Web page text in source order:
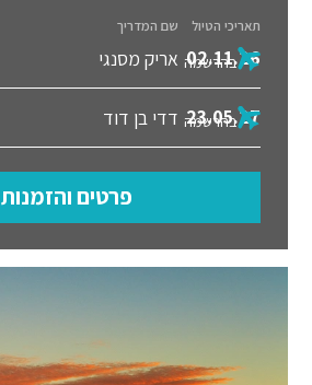
תאריכי הטיול שם המדריך
02.11.26 אריק מסנגי בהרשמה
23.05.27 דדי בן דוד בהרשמה
פרטים והזמנות